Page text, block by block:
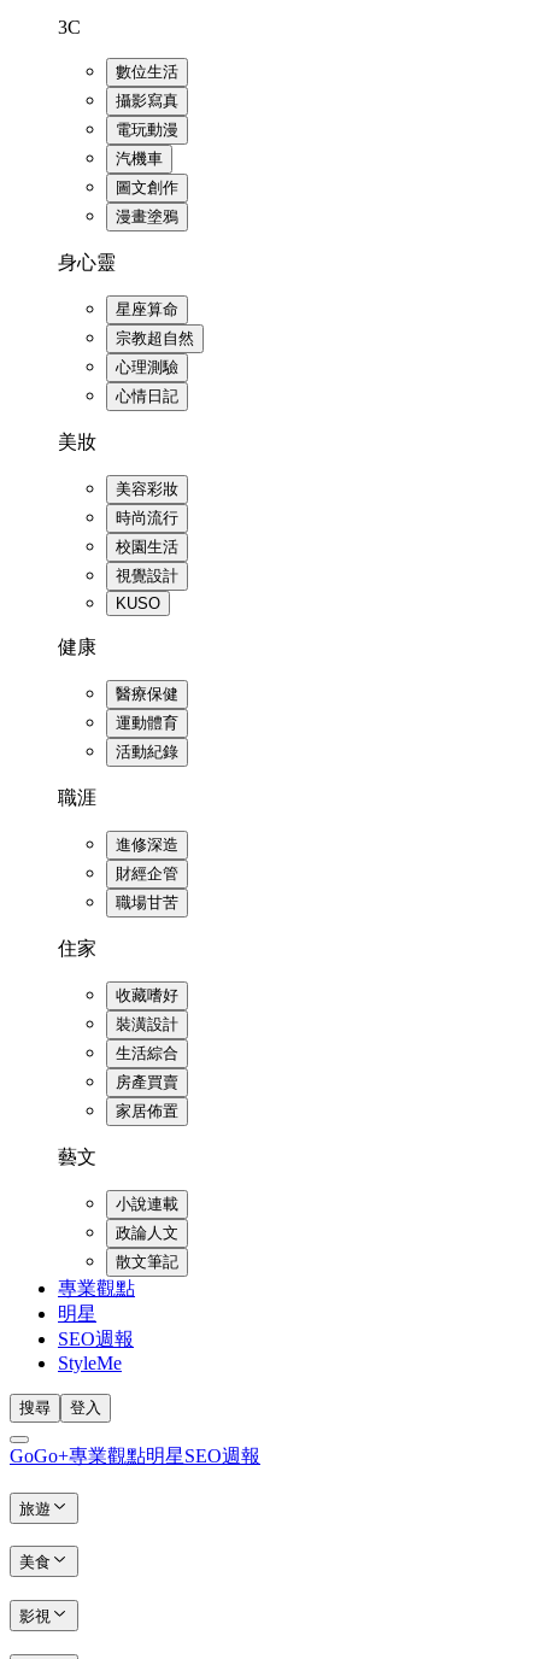
3C
數位生活
攝影寫真
電玩動漫
汽機車
圖文創作
漫畫塗鴉
身心靈
星座算命
宗教超自然
心理測驗
心情日記
美妝
美容彩妝
時尚流行
校園生活
視覺設計
KUSO
健康
醫療保健
運動體育
活動紀錄
職涯
進修深造
財經企管
職場甘苦
住家
收藏嗜好
裝潢設計
生活綜合
房產買賣
家居佈置
藝文
小說連載
政論人文
散文筆記
專業觀點
明星
SEO週報
StyleMe
搜尋 登入
GoGo+專業觀點明星SEO週報
旅遊
美食
影視